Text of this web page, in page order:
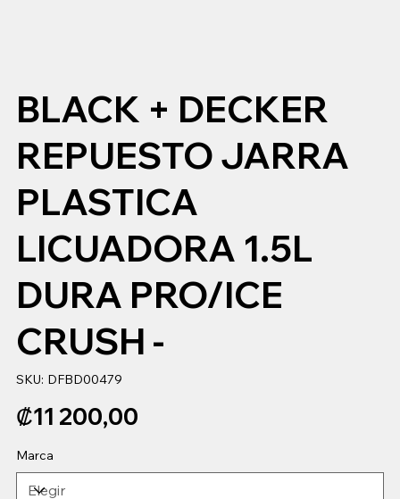
BLACK + DECKER
REPUESTO JARRA
PLASTICA
LICUADORA 1.5L
DURA PRO/ICE
CRUSH -
SKU: SKU
DFBD00479
DFBD00479
Precio
₡11 200,00
Marca